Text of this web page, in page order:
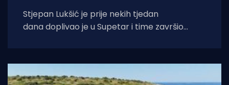
Stjepan Lukšić je prije nekih tjedan
dana doplivao je u Supetar i time završio